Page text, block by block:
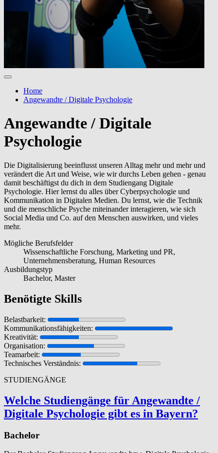
Home
Angewandte / Digitale Psychologie
Angewandte / Digitale
Psychologie
Die Digitalisierung beeinflusst unseren Alltag mehr und mehr und
verändert die Art und Weise, wie wir durchs Leben gehen - genau
damit beschäftigst du dich in dem Studiengang Digitale
Psychologie. Hier lernst du alles über Cyberpsychologie und
Kommunikation in Digitalen Medien. Du lernst, wie die Technik
und die menschliche Psyche miteinander interagieren, wie sich
Social Media und Co. auf den Menschen auswirken, und vieles
mehr.
Mögliche Berufsfelder
Wissenschaftliche Forschung, Marketing und PR,
Unternehmensberatung, Human Resources
Ausbildungstyp
Bachelor, Master
Benötigte Skills
Belastbarkeit:
Kommunikationsfähigkeiten:
Kreativität:
Organisation:
Teamarbeit:
Technisches Verständnis:
STUDIENGÄNGE
Welche Stu­di­engänge für Angewandte /
Digitale Psychologie gibt es in Bayern?
Bachelor